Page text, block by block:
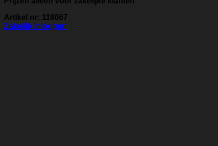
Artikel nr: 118067
Zakelijk inloggen